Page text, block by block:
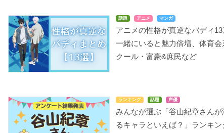
話題 アニメ マンガ
アニメの性格が真逆なバディ13
一緒にいると魅力倍増、体育会
クール・富豪&庶民など
ランキング 話題 声優
みんなが選ぶ「谷山紀章さんが
るキャラといえば？」ランキン